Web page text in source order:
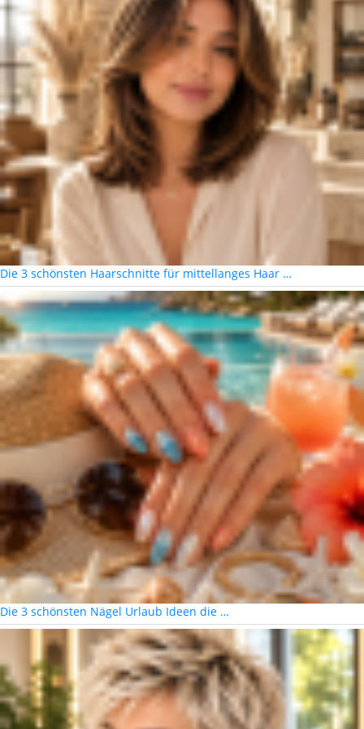
Die 3 schönsten Haarschnitte für mittellanges Haar …
Die 3 schönsten Nägel Urlaub Ideen die …